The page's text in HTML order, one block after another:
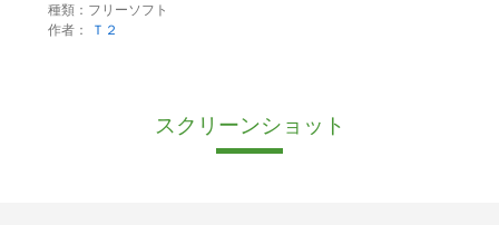
種類：フリーソフト
作者：
Ｔ２
スクリーンショット